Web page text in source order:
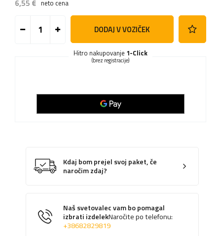
6,55 € neto cena
DODAJ V VOZIČEK
Hitro nakupovanje 1-Click
(brez registracije)
Kdaj bom prejel svoj paket, če
naročim zdaj?
Naš svetovalec vam bo pomagal
izbrati izdelekNaročite po telefonu:
+38682829819